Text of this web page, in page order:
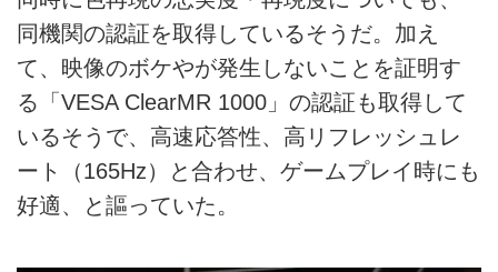
同機関の認証を取得しているそうだ。加え
て、映像のボケやが発生しないことを証明す
る「VESA ClearMR 1000」の認証も取得して
いるそうで、高速応答性、高リフレッシュレ
ート（165Hz）と合わせ、ゲームプレイ時にも
好適、と謳っていた。